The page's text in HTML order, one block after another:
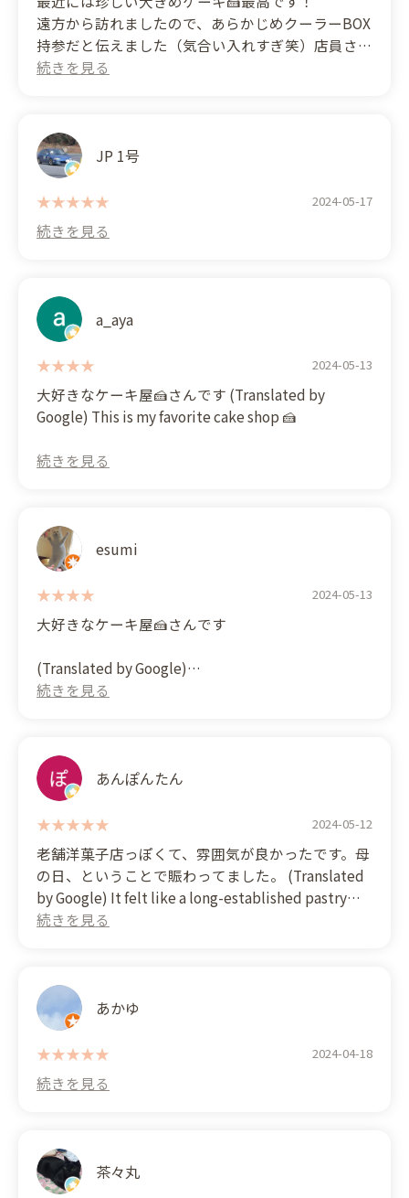
The cakes were also very delicious and of high
quality.
I understand why it's so beloved by the people of
This is a cake shop you absolutely must visit if you
come to Izumo!
遠方から訪れましたので、あらかじめクーラーBOX
持参だと伝えました（気合い入れすぎ笑）店員さん
から「多めに保冷剤いれておきますね☺」「遠方か
さすが人気店です！
ショーケースにホールのケーキもありましたが大き
さとフルーツの盛りがコスパ良すぎ！
フルーツバスケットと、本日のクレープを食べまし
た、とってもおいしかった～👍 (Translated by
Google) The cakes were large, which is rare these
advance that I would be bringing my own cooler
box (I was being a little too enthusiastic, lol). They
"We'll pack some extra ice packs for you ☺" and
"Thank you for coming all the way from far away." 🙇
As you'd expect from a popular shop!
the size and the amount of fruit on them made
which was delicious 👍
JP 1号
2024-05-17
a_aya
2024-05-13
大好きなケーキ屋🍰さんです (Translated by
Google) This is my favorite cake shop 🍰
esumi
2024-05-13
大好きなケーキ屋🍰さんです
(Translated by Google)
This is my favorite cake shop🍰
あんぽんたん
2024-05-12
老舗洋菓子店っぽくて、雰囲気が良かったです。母
の日、ということで賑わってました。 (Translated
by Google) It felt like a long-established pastry
shop and had a great atmosphere. It was Mother's
あかゆ
2024-04-18
茶々丸